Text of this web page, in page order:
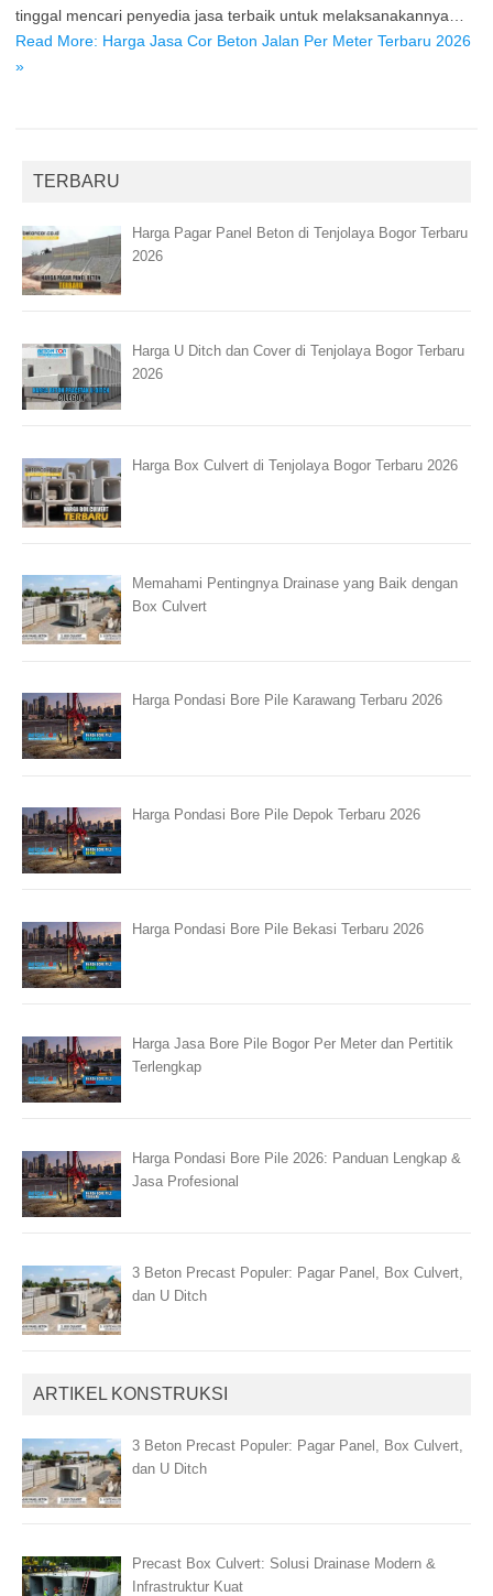
tinggal mencari penyedia jasa terbaik untuk melaksanakannya…
Read More: Harga Jasa Cor Beton Jalan Per Meter Terbaru 2026
»
TERBARU
Harga Pagar Panel Beton di Tenjolaya Bogor Terbaru
2026
Harga U Ditch dan Cover di Tenjolaya Bogor Terbaru
2026
Harga Box Culvert di Tenjolaya Bogor Terbaru 2026
Memahami Pentingnya Drainase yang Baik dengan
Box Culvert
Harga Pondasi Bore Pile Karawang Terbaru 2026
Harga Pondasi Bore Pile Depok Terbaru 2026
Harga Pondasi Bore Pile Bekasi Terbaru 2026
Harga Jasa Bore Pile Bogor Per Meter dan Pertitik
Terlengkap
Harga Pondasi Bore Pile 2026: Panduan Lengkap &
Jasa Profesional
3 Beton Precast Populer: Pagar Panel, Box Culvert,
dan U Ditch
ARTIKEL KONSTRUKSI
3 Beton Precast Populer: Pagar Panel, Box Culvert,
dan U Ditch
Precast Box Culvert: Solusi Drainase Modern &
Infrastruktur Kuat